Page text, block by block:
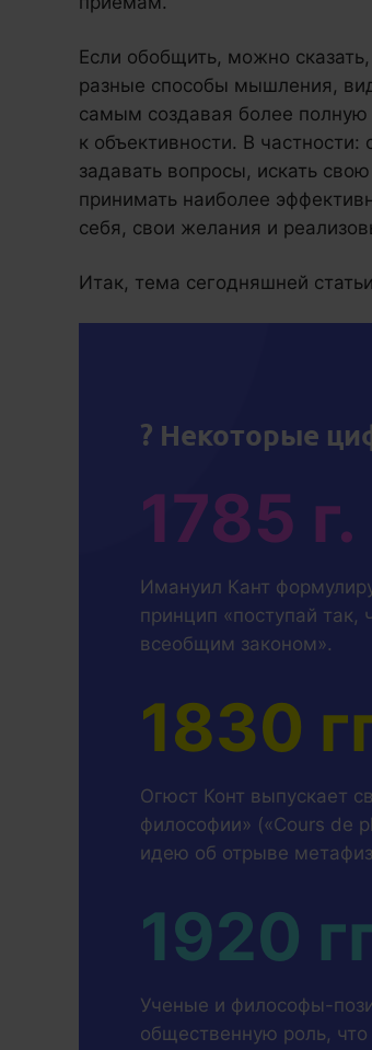
Если обобщить, можно
разные способы мышления,
самым создавая более
к объективности. В частности:
задавать вопросы, искать
принимать наиболее
себя, свои желания и
Итак, тема сегодняшней
? Некоторые
1785 г.
Имануил Кант
принцип «поступай
всеобщим законом».
1830
Огюст Конт выпускает
философии» («Cours de
идею об отрыве
1920
Ученые и философы-
общественную роль,